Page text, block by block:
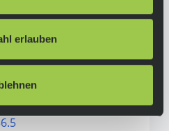
erlauben
7% Polyester